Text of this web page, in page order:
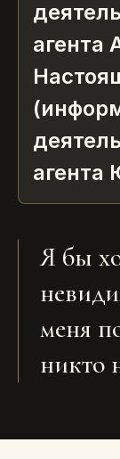
агента
агента
Я бы
меня
никто